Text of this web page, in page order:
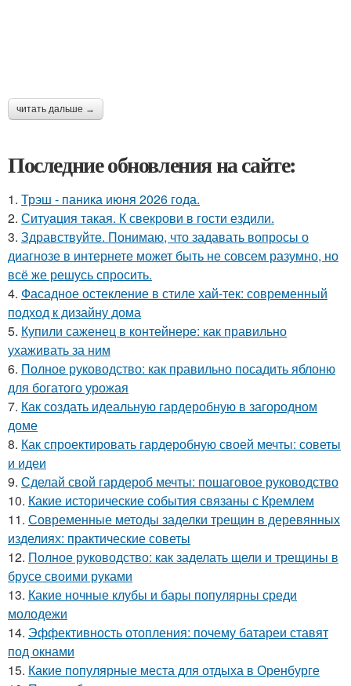
читать дальше →
Последние обновления на сайте:
1. Трэш - паника июня 2026 года.
2. Ситуaция такая. К свекрови в гости ездили.
3. Здравствуйте. Понимаю, что задавать вопросы о
диагнозе в интернете может быть не совсем разумно, но
всё же решусь спросить.
4. Фасадное остекление в стиле хай-тек: современный
подход к дизайну дома
5. Купили саженец в контейнере: как правильно
ухаживать за ним
6. Полное руководство: как правильно посадить яблоню
для богатого урожая
7. Как создать идеальную гардеробную в загородном
доме
8. Как спроектировать гардеробную своей мечты: советы
и идеи
9. Сделай свой гардероб мечты: пошаговое руководство
10. Какие исторические события связаны с Кремлем
11. Современные методы заделки трещин в деревянных
изделиях: практические советы
12. Полное руководство: как заделать щели и трещины в
брусе своими руками
13. Какие ночные клубы и бары популярны среди
молодежи
14. Эффективность отопления: почему батареи ставят
под окнами
15. Какие популярные места для отдыха в Оренбурге